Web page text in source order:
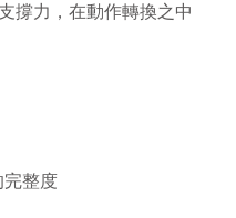
撐力，在動作轉換之中
完整度